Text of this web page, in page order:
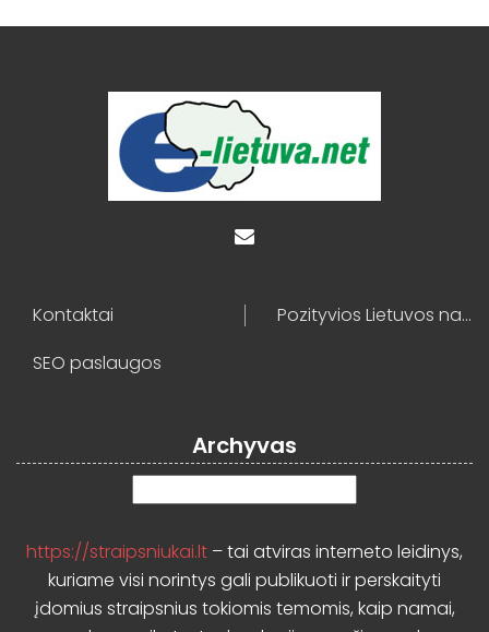
Kontaktai
Pozityvios Lietuvos naujienos
SEO paslaugos
Archyvas
https://straipsniukai.lt – tai atviras interneto leidinys,
kuriame visi norintys gali publikuoti ir perskaityti
įdomius straipsnius tokiomis temomis, kaip namai,